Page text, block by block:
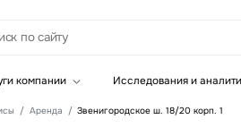
компании
активы и девелопмент
Исследования и
Аренда Звенигородское ш. 18/20 корп. 1